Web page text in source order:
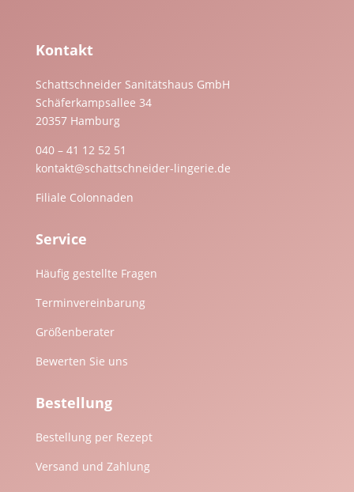
Kontakt
Schattschneider Sanitätshaus GmbH
Schäferkampsallee 34
20357 Hamburg
040 – 41 12 52 51
kontakt@schattschneider-lingerie.de
Filiale Colonnaden
Service
Häufig gestellte Fragen
Terminvereinbarung
Größenberater
Bewerten Sie uns
Bestellung
Bestellung per Rezept
Versand und Zahlung